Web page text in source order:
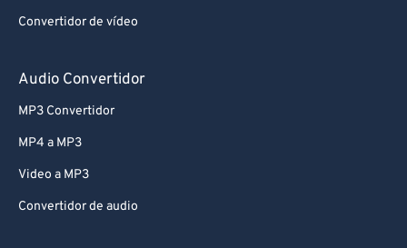
Convertidor de vídeo
Audio Convertidor
MP3 Convertidor
MP4 a MP3
Video a MP3
Convertidor de audio